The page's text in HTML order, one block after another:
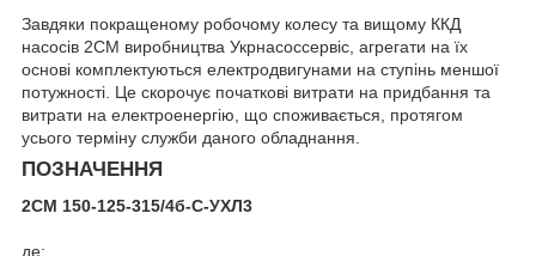
Завдяки покращеному робочому колесу та вищому ККД
насосів 2СМ виробництва Укрнасоссервіс, агрегати на їх
основі комплектуються електродвигунами на ступінь меншої
потужності. Це скорочує початкові витрати на придбання та
витрати на електроенергію, що споживається, протягом
усього терміну служби даного обладнання.
ПОЗНАЧЕННЯ
2СМ 150-125-315/4б-С-УХЛ3
де: